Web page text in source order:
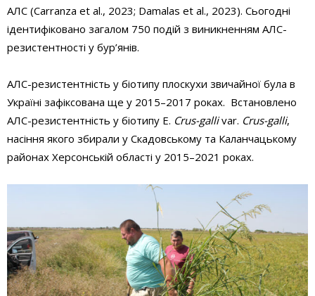
АЛС (Carranza et al., 2023; Damalas et al., 2023). Сьогодні
ідентифіковано загалом 750 подій з виникненням АЛС­-
резистентності у бур’янів.
АЛС­-резистентність у біотипу плоскухи звичайної була в
Україні зафіксована ще у 2015–2017 роках. Встановлено
АЛС-резистентність у біотипу E. Crus-gallivar. Crus-galli,
насіння якого збирали у Скадовському та Каланчацькому
районах Херсонській області у 2015–2021 роках.